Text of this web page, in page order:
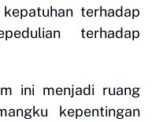
terhadap
terhadap
ini menjadi ruang
kepentingan